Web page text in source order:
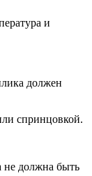
и
должен
спринцовкой.
не должна быть